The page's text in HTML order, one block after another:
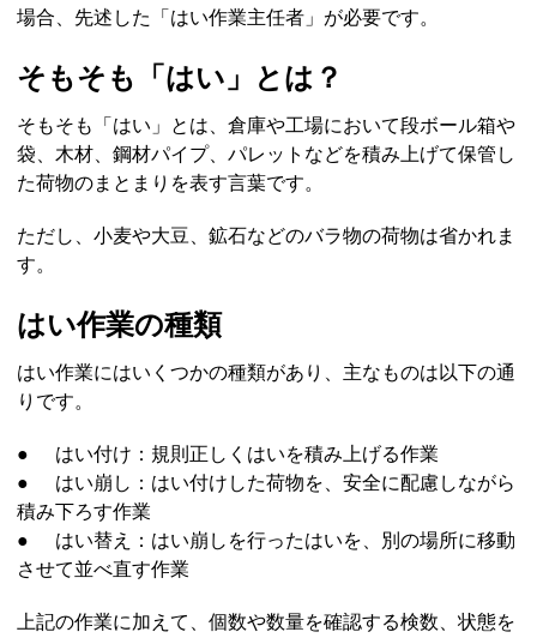
場合、先述した「はい作業主任者」が必要です。
そもそも「はい」とは？
そもそも「はい」とは、倉庫や工場において段ボール箱や
袋、木材、鋼材パイプ、パレットなどを積み上げて保管し
た荷物のまとまりを表す言葉です。
ただし、小麦や大豆、鉱石などのバラ物の荷物は省かれま
す。
はい作業の種類
はい作業にはいくつかの種類があり、主なものは以下の通
りです。
●
はい付け：規則正しくはいを積み上げる作業
●
はい崩し：はい付けした荷物を、安全に配慮しながら
積み下ろす作業
●
はい替え：はい崩しを行ったはいを、別の場所に移動
させて並べ直す作業
上記の作業に加えて、個数や数量を確認する検数、状態を